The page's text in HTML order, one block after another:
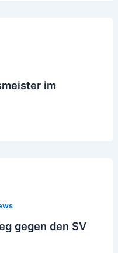
im
gegen den SV